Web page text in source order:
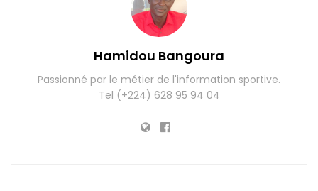
Hamidou Bangoura
Passionné par le métier de l'information sportive.
Tel (+224) 628 95 94 04